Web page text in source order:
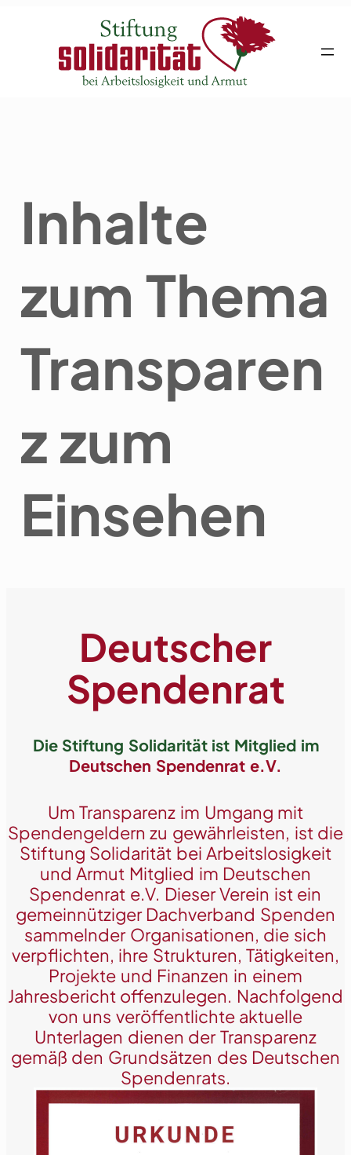
Inhalte
zum Thema
Transparen
z zum
Einsehen
Deutscher
Spendenrat
Die Stiftung Solidarität ist Mitglied im
Deutschen Spendenrat e.V.
Um Transparenz im Umgang mit
Spendengeldern zu gewährleisten, ist die
Stiftung Solidarität bei Arbeitslosigkeit
und Armut Mitglied im Deutschen
Spendenrat e.V. Dieser Verein ist ein
gemeinnütziger Dachverband Spenden
sammelnder Organisationen, die sich
verpflichten, ihre Strukturen, Tätigkeiten,
Projekte und Finanzen in einem
Jahresbericht offenzulegen. Nachfolgend
von uns veröffentlichte aktuelle
Unterlagen dienen der Transparenz
gemäß den Grundsätzen des Deutschen
Spendenrats.